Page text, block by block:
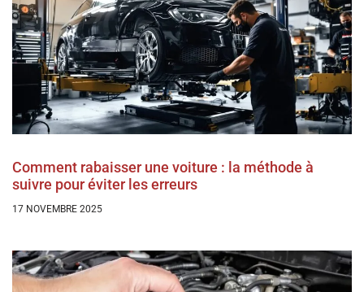
Comment rabaisser une voiture : la méthode à
suivre pour éviter les erreurs
17 NOVEMBRE 2025